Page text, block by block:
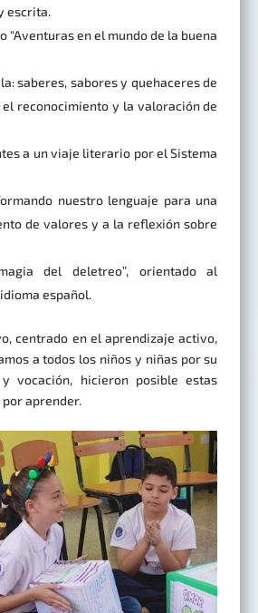
escrita.
en el mundo de la buena
saberes, sabores y quehaceres de
reconocimiento y la valoración de
a un viaje literario por el Sistema
nuestro lenguaje para una
de valores y a la reflexión sobre
del deletreo”, orientado al
español.
centrado en el aprendizaje activo,
a todos los niños y niñas por su
vocación, hicieron posible estas
aprender.